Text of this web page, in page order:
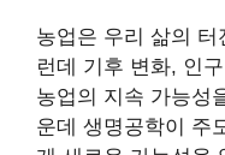
농업은 우리 삶의
런데 기후 변화, 인
농업의 지속 가능성
운데 생명공학이 주